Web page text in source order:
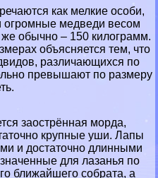
как мелкие особи,
огромные медведи весом
обычно – 150 килограмм.
объясняется тем, что
различающихся по
превышают по размеру
заострённая морда,
крупные уши. Лапы
и достаточно длинными
для лазанья по
ближайшего собрата, а